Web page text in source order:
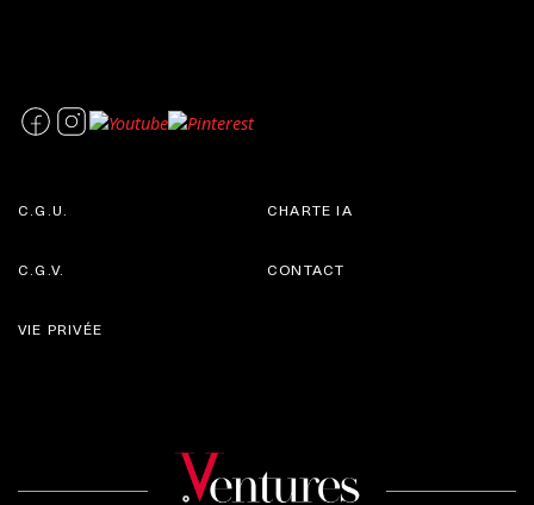
C.G.U.
C.G.V.
CHARTE IA
CONTACT
VIE PRIVÉE